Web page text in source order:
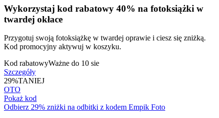
Wykorzystaj kod rabatowy 40% na fotoksiążki w
twardej okłace
Przygotuj swoją fotoksiążkę w twardej oprawie i ciesz się zniżką.
Kod promocyjny aktywuj w koszyku.
Kod rabatowyWażne do 10 sie
Szczegóły
29%TANIEJ
OTO
Pokaż kod
Odbierz 29% zniżki na odbitki z kodem Empik Foto